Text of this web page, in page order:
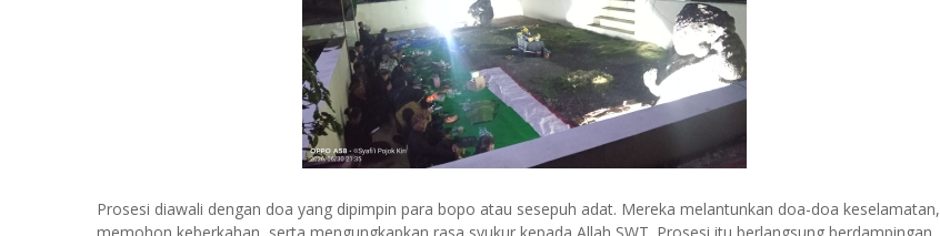
Prosesi diawali dengan doa yang dipimpin para bopo atau sesepuh adat. Mereka melantunkan doa-doa keselamatan,